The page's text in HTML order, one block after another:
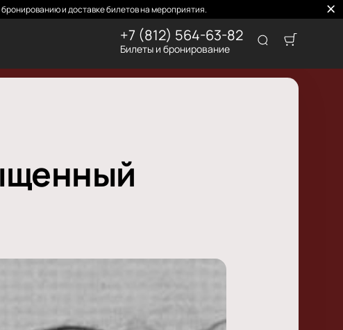
и доставке билетов на мероприятия.
+7 (812) 564-63-82
Билеты и бронирование